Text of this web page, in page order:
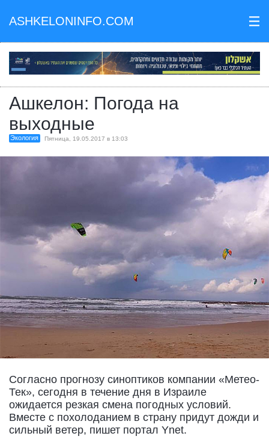
ASHKELONINFO.COM III
Ашкелон: Погода на
выходные
Экология Пятница, 19.05.2017 в 13:03
Согласно прогнозу синоптиков компании «Метео-
Тек», сегодня в течение дня в Израиле
ожидается резкая смена погодных условий.
Вместе с похолоданием в страну придут дожди и
сильный ветер, пишет портал Ynet.